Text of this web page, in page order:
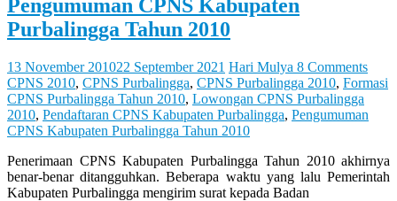
You
Feel
Pengumuman CPNS Kabupaten
Purbalingga Tahun 2010
13 November 201022 September 2021 Hari Mulya 8 Comments
CPNS 2010, CPNS Purbalingga, CPNS Purbalingga 2010, Formasi
CPNS Purbalingga Tahun 2010, Lowongan CPNS Purbalingga
2010, Pendaftaran CPNS Kabupaten Purbalingga, Pengumuman
CPNS Kabupaten Purbalingga Tahun 2010
Penerimaan CPNS Kabupaten Purbalingga Tahun 2010 akhirnya
benar-benar ditangguhkan. Beberapa waktu yang lalu Pemerintah
Kabupaten Purbalingga mengirim surat kepada Badan